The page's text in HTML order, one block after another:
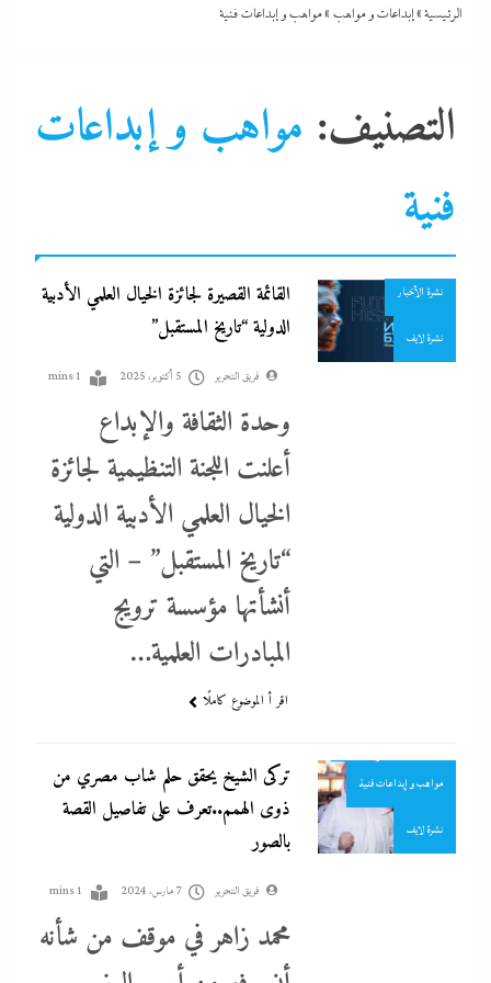
الرئيسية»إبداعات و مواهب »مواهب و إبداعات فنية
التصنيف: مواهب و إبداعات
فنية
إبداعات و مواهب
الذكاء الإصطناعي
سوشيال ميديا
نشرة الأخبار
نشرة لايف
القائمة القصيرة لجائزة الخيال العلمي الأدبية
الدولية “تاريخ المستقبل”
فريق التحرير 5 أكتوبر، 2025 1 mins
وحدة الثقافة والإبداع
أعلنت اللجنة التنظيمية لجائزة
الخيال العلمي الأدبية الدولية
“تاريخ المستقبل” – التي
أنشأتها مؤسسة ترويج
المبادرات العلمية…
اقر أ الموضوع كاملًا
مواهب و إبداعات فنية
نشرة لايف
تركى الشيخ يحقق حلم شاب مصري من
ذوى الهمم..تعرف على تفاصيل القصة
بالصور
فريق التحرير 7 مارس، 2024 1 mins
محمد زاهر في موقف من شأنه